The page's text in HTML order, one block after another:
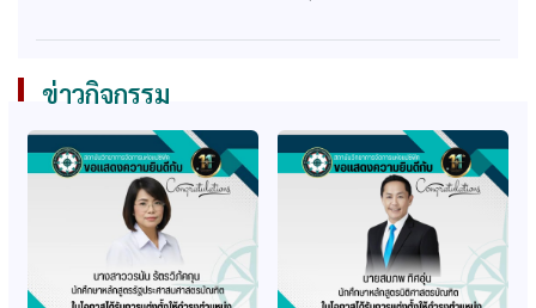
หลักสูตรเทคโนโลยี
วิศวกรรม
หลักสูตรศิลปศาสตร
ก.พ. รับรองคุณวุฒิ
หลักสูตรนิติศาสตร
บัณฑิต
ก.พ. รับรองคุณวุฒิ
หลักสูตรรัฐศาสตรมหา
บัณฑิต
ก.พ. รับรองคุณวุฒิ
หลักสูตรศึกษาศาสตร
มหาบัณฑิต สาขาบริหาร
การศึกษา
ก.พ. รับรองหลักสูตร
เทคโนโลยีบัณทิต สาขา
ธุรกิจวิศวกรรม
(ปรับปรุง 64-65)
ข่าวกิจกรรม